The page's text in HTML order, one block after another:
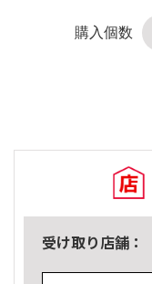
購入個数
受け取り店舗：